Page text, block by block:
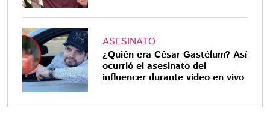
ASESINATO
¿Quién era César Gastélum? Así
ocurrió el asesinato del
influencer durante video en vivo